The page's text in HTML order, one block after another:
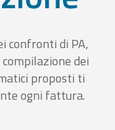
confronti di PA,
dei
proposti ti
ogni fattura.